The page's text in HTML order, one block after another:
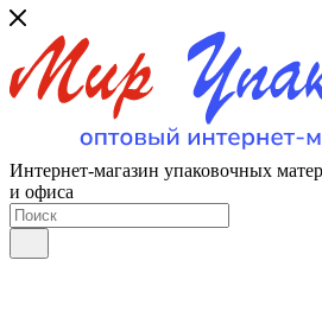
Интернет-магазин упаковочных
и офиса